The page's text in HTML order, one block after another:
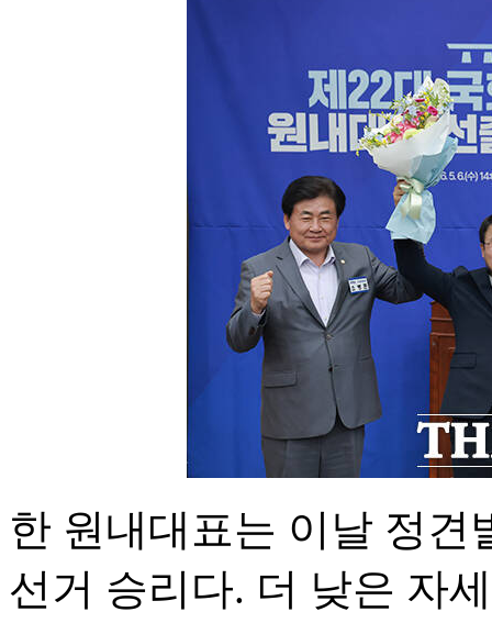
한 원내대표는 이날 정
선거 승리다. 더 낮은 자